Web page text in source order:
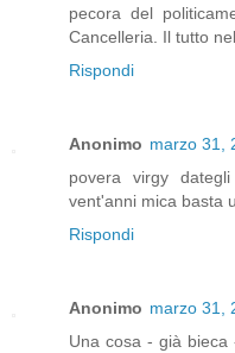
pecora del
Cancelleria. Il tutto
Rispondi
Anonimo marzo 31,
povera virgy
vent'anni mica basta
Rispondi
Anonimo marzo 31,
Una cosa - già